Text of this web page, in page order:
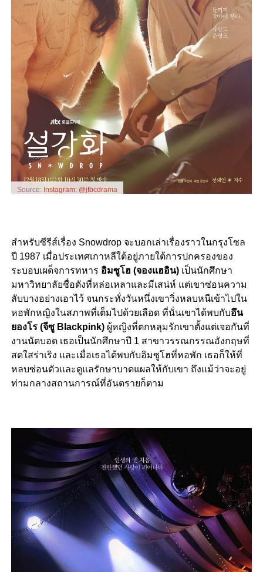
Source: Instagram: @jtbcdrama
สำหรับซีรีส์เรื่อง Snowdrop จะบอกเล่าเรื่องราวในกรุงโซล
ปี 1987 เมื่อประเทศเกาหลีใต้อยู่ภายใต้การปกครองของ
ระบอบเผด็จการทหาร อิมซูโฮ (จองแฮอิน)เป็นนักศึกษา
มหาวิทยาลัยชื่อดังที่หล่อเหลาและมีเสน่ห์ แต่เขาซ่อนความ
ลับบางอย่างเอาไว้ จนกระทั่งวันหนึ่งเขาวิ่งหลบหนีเข้าไปใน
หอพักหญิงในสภาพที่เต็มไปด้วยเลือด ที่นั่นเขาได้พบกับอึน
ยองโร (จีซู Blackpink)ผู้หญิงที่ตกหลุมรักเขาตั้งแต่เจอกันที่
งานนัดบอด เธอเป็นนักศึกษาปี 1 สาขาวรรณกรรณอังกฤษที่
สดใสร่าเริง และเมื่อเธอได้พบกับอิมซูโฮที่หอพัก เธอก็ให้ที่
หลบซ่อนตัวและดูแลรักษาบาดแผลให้กับเขา ถึงแม้ว่าจะอยู่
ท่ามกลางสถานการณ์ที่อันตรายก็ตาม